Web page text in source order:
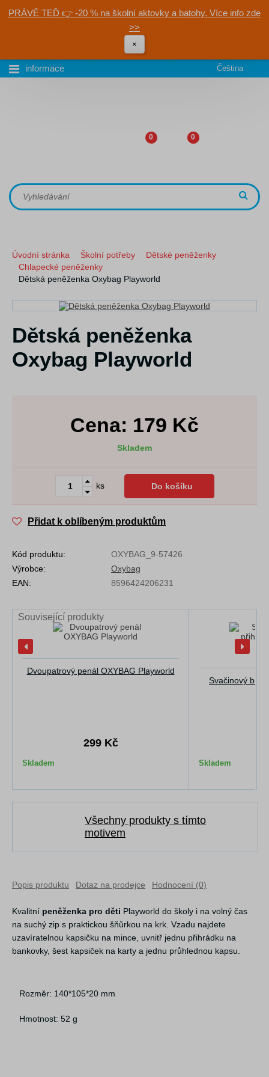
PRÁVĚ TEĎ 👉 -20 % na školní aktovky a batohy. Více info zde
>>
×
informace Čeština
0 0
Úvodní stránka Školní potřeby
Dětské peněženky
Chlapecké peněženky
Dětská peněženka Oxybag Playworld
Dětská peněženka
Oxybag Playworld
Cena: 179 Kč
Skladem
ks Do košíku
Přidat k oblíbeným produktům
Kód produktu:
OXYBAG_9-57426
Výrobce:
Oxybag
EAN:
8596424206231
Související produkty
Dvoupatrový penál OXYBAG Playworld
299 Kč
Skladem
Svačinový box
Skladem
Všechny produkty s tímto
motivem
Popis produktu Dotaz na prodejce Hodnocení (0)
Kvalitní peněženka pro děti Playworld do školy i na volný čas
na suchý zip s praktickou šňůrkou na krk. Vzadu najdete
uzavíratelnou kapsičku na mince, uvnitř jednu přihrádku na
bankovky, šest kapsiček na karty a jednu průhlednou kapsu.
Rozměr: 140*105*20 mm
Hmotnost: 52 g